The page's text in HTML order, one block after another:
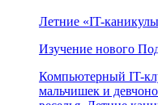
Летние «IT-
Изучение нового
Компьютерный IT-
мальчишек и